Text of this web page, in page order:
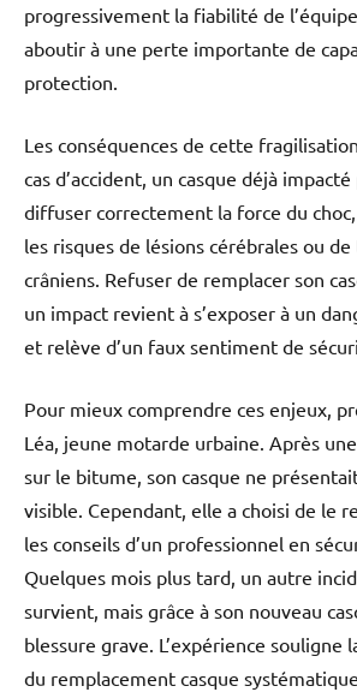
progressivement la fiabilité de
aboutir à une perte importante de
protection.
Les conséquences de cette
cas d’accident, un casque déjà
diffuser correctement la force du
les risques de lésions cérébrales ou
crâniens. Refuser de remplacer son
un impact revient à s’exposer à un
et relève d’un faux sentiment de
Pour mieux comprendre ces enjeux,
Léa, jeune motarde urbaine. Après
sur le bitume, son casque ne
visible. Cependant, elle a choisi de le
les conseils d’un professionnel en
Quelques mois plus tard, un autre
survient, mais grâce à son nouveau
blessure grave. L’expérience souligne
du remplacement casque